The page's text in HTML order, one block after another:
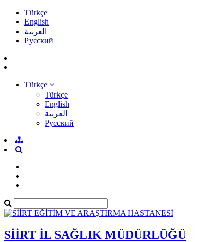
Türkçe
English
العربية
Pусский
Türkçe
Türkçe
English
العربية
Pусский
SİİRT İL SAĞLIK MÜDÜRLÜĞÜ